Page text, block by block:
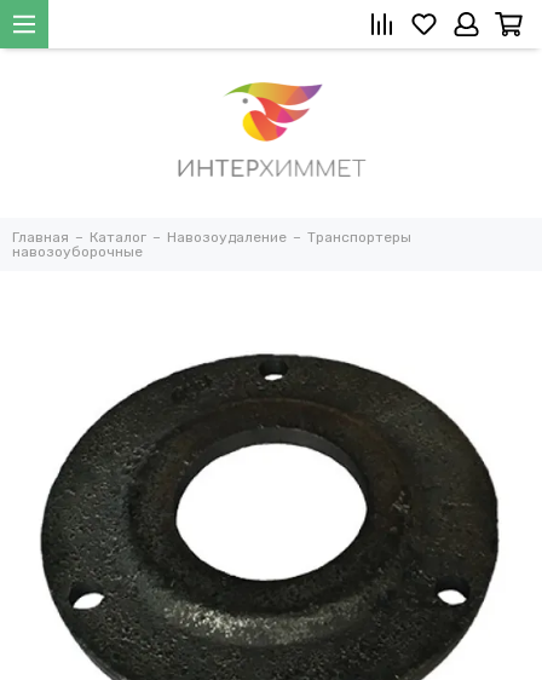
Главная Каталог Навозоудаление
Транспортеры
навозоуборочные